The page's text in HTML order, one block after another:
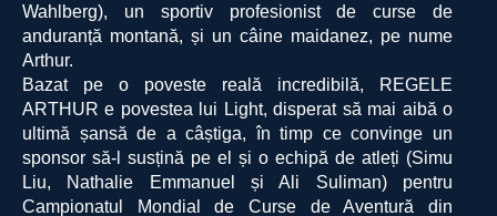
Wahlberg), un sportiv profesionist de curse de
anduranță montană, și un câine maidanez, pe nume
Arthur.
Bazat pe o poveste reală incredibilă, REGELE
ARTHUR e povestea lui Light, disperat să mai aibă o
ultimă șansă de a câștiga, în timp ce convinge un
sponsor să-l susțină pe el și o echipă de atleți (Simu
Liu, Nathalie Emmanuel și Ali Suliman) pentru
Campionatul Mondial de Curse de Aventură din